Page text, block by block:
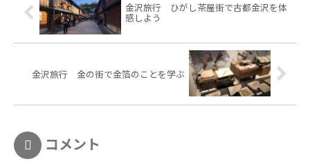
金沢旅行 ひがし茶屋街で古都金沢を体
感しよう
金沢旅行 金の街で金箔のことを学ぶ
コメント